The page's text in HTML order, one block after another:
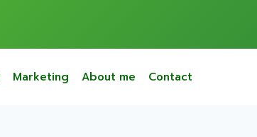
Marketing About me Contact